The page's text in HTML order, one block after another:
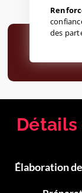
des
Détails
Élaboration